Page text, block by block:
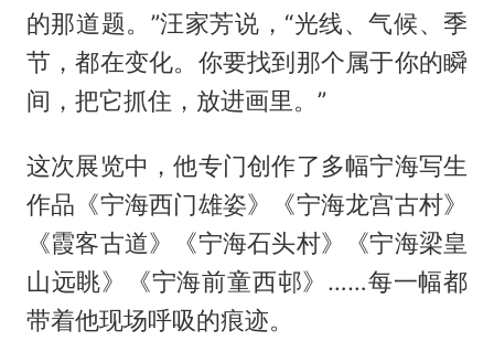
的那道题。”汪家芳说，“光线、气候、季
节，都在变化。你要找到那个属于你的瞬
间，把它抓住，放进画里。”
这次展览中，他专门创作了多幅宁海写生
作品《宁海西门雄姿》《宁海龙宫古村》
《霞客古道》《宁海石头村》《宁海梁皇
山远眺》《宁海前童西邨》……每一幅都
带着他现场呼吸的痕迹。